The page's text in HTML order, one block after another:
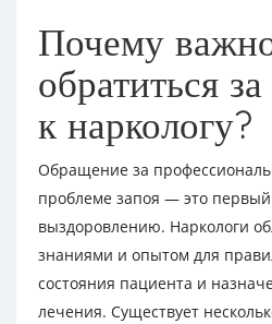
Почему
обратиться
к наркологу?
Обращение за
проблеме запоя — это
выздоровлению. Наркологи
знаниями и опытом для
состояния пациента и
лечения. Существует